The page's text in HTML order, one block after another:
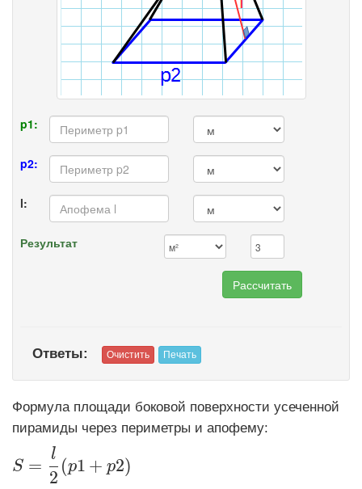
p1:
p2:
l:
Результат
Ответы:
Формула площади боковой поверхности усеченной
пирамиды через периметры и апофему:
\displaystyle S=\frac{l}{2}(p1+p2)
S =
2
l
(p1 + p2)